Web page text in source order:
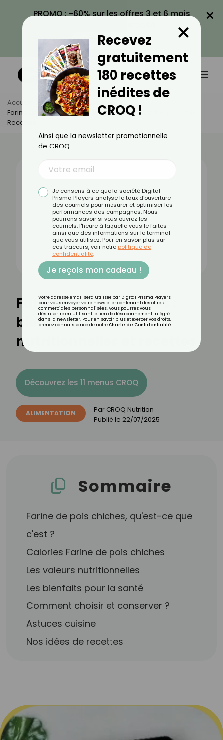
PROMO : -60% sur les offres 3 et 6 mois
VOIR LA PROMO
×
Accueil Actus
Alimentation
Farine De Pois Chiches : Bienfaits, Valeurs Nutritionnelles Et
Recettes
Farine de pois chiches :
bienfaits, valeurs
nutritionnelles et recettes
Découvrez les 11 menus CROQ
ALIMENTATION Par CROQ Nutrition
Publié le 22/07/2025
Sommaire
Farine de pois chiches, qu'est-ce que
c'est ?
Calories Farine de pois chiches
Les valeurs nutritionnelles
Les bienfaits pour la santé
Comment choisir et conserver ?
Astuces cuisine
Nos idées de recettes
Recevez
gratuitement
180 recettes
inédites de
CROQ !
×
Ainsi que la newsletter promotionnelle
de CROQ.
Je consens à ce que la société Digital
Prisma Players analyse le taux d'ouverture
des courriels pour mesurer et optimiser les
performances des campagnes. Nous
pourrons savoir si vous ouvrez les
courriels, l'heure à laquelle vous le faites
ainsi que des informations sur le terminal
que vous utilisez. Pour en savoir plus sur
ces traceurs, voir notre politique de
confidentialité.
Je reçois mon cadeau !
Votre adresse email sera utilisée par Digital Prisma Players
pour vous envoyer votre newsletter contenant des offres
commerciales personnalisées. Vous pourrez vous
désinscrire en utilisant le lien de désabonnement intégré
dans la newsletter. Pour en savoir plus et exercer vos droits,
prenez connaissance de notre Charte de Confidentialité.